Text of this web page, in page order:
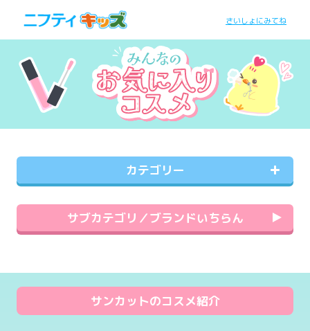
さいしょにみてね
カテゴリー
サブカテゴリ／ブランドいちらん
サンカットのコスメ紹介